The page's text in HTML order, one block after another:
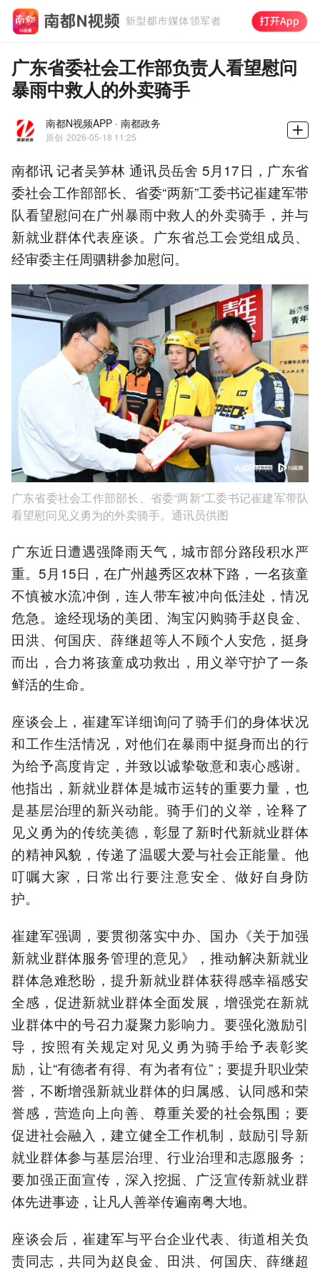
广东省委社会工作部负责人看望慰问
暴雨中救人的外卖骑手
南都N视频APP · 南都政务
原创 2026-05-18 11:25
南都讯 记者吴笋林 通讯员岳舍 5月17日，广东省
委社会工作部部长、省委“两新”工委书记崔建军带
队看望慰问在广州暴雨中救人的外卖骑手，并与
新就业群体代表座谈。广东省总工会党组成员、
经审委主任周驷耕参加慰问。
广东省委社会工作部部长、省委“两新”工委书记崔建军带队
看望慰问见义勇为的外卖骑手。通讯员供图
广东近日遭遇强降雨天气，城市部分路段积水严
重。5月15日，在广州越秀区农林下路，一名孩童
不慎被水流冲倒，连人带车被冲向低洼处，情况
危急。途经现场的美团、淘宝闪购骑手赵良金、
田洪、何国庆、薛继超等人不顾个人安危，挺身
而出，合力将孩童成功救出，用义举守护了一条
鲜活的生命。
座谈会上，崔建军详细询问了骑手们的身体状况
和工作生活情况，对他们在暴雨中挺身而出的行
为给予高度肯定，并致以诚挚敬意和衷心感谢。
他指出，新就业群体是城市运转的重要力量，也
是基层治理的新兴动能。骑手们的义举，诠释了
见义勇为的传统美德，彰显了新时代新就业群体
的精神风貌，传递了温暖大爱与社会正能量。他
叮嘱大家，日常出行要注意安全、做好自身防
护。
崔建军强调，要贯彻落实中办、国办《关于加强
新就业群体服务管理的意见》，推动解决新就业
群体急难愁盼，提升新就业群体获得感幸福感安
全感，促进新就业群体全面发展，增强党在新就
业群体中的号召力凝聚力影响力。要强化激励引
导，按照有关规定对见义勇为骑手给予表彰奖
励，让“有德者有得、有为者有位”；要提升职业荣
誉，不断增强新就业群体的归属感、认同感和荣
誉感，营造向上向善、尊重关爱的社会氛围；要
促进社会融入，建立健全工作机制，鼓励引导新
就业群体参与基层治理、行业治理和志愿服务；
要加强正面宣传，深入挖掘、广泛宣传新就业群
体先进事迹，让凡人善举传遍南粤大地。
座谈会后，崔建军与平台企业代表、街道相关负
责同志，共同为赵良金、田洪、何国庆、薛继超